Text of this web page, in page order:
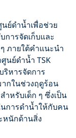
ย์ดำน้ำเพื่อช่วย
การจัดเก็บและ
ภายใต้คำแนะนำ
นย์ดำน้ำ TSK
ริหารจัดการ
ากในช่วงฤดูร้อน
สำหรับเด็ก ๆ ซึ่งเป็น
การดำน้ำให้กับคน
หนักด้านสิ่ง